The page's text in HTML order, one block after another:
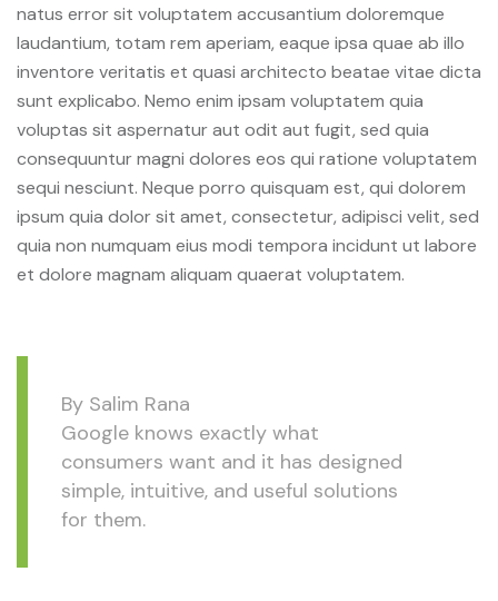
natus error sit voluptatem accusantium doloremque
laudantium, totam rem aperiam, eaque ipsa quae ab illo
inventore veritatis et quasi architecto beatae vitae dicta
sunt explicabo. Nemo enim ipsam voluptatem quia
voluptas sit aspernatur aut odit aut fugit, sed quia
consequuntur magni dolores eos qui ratione voluptatem
sequi nesciunt. Neque porro quisquam est, qui dolorem
ipsum quia dolor sit amet, consectetur, adipisci velit, sed
quia non numquam eius modi tempora incidunt ut labore
et dolore magnam aliquam quaerat voluptatem.
By Salim Rana
Google knows exactly what
consumers want and it has designed
simple, intuitive, and useful solutions
for them.